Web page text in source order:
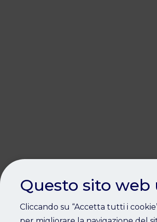
Questo sito web
Cliccando su “Accetta tutti i